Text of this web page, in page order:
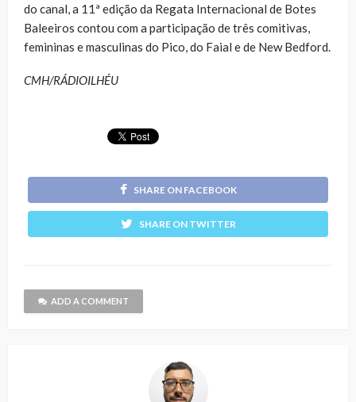
do canal, a 11ª edição da Regata Internacional de Botes
Baleeiros contou com a participação de três comitivas,
femininas e masculinas do Pico, do Faial e de New Bedford.
CMH/RÁDIOILHÉU
SHARE ON FACEBOOK
SHARE ON TWITTER
ADD A COMMENT